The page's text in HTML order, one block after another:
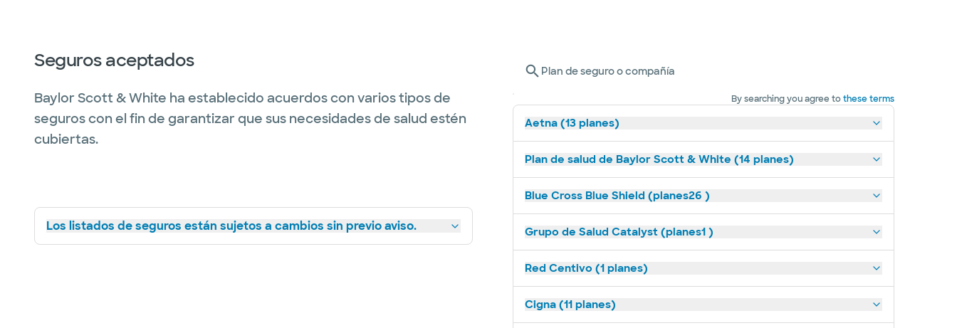
Seguros aceptados
Baylor Scott & White ha establecido acuerdos con varios tipos de
seguros con el fin de garantizar que sus necesidades de salud estén
cubiertas.
Los listados de seguros están sujetos a cambios sin previo aviso.
Plan de seguro o compañía
By searching you agree tothese terms
Aetna (13 planes)
Plan de salud de Baylor Scott & White (14 planes)
Blue Cross Blue Shield (planes26 )
Grupo de Salud Catalyst (planes1 )
Red Centivo (1 planes)
Cigna (11 planes)